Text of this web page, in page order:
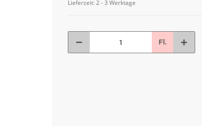
Lieferzeit:2 - 3 Werktage
Fl.